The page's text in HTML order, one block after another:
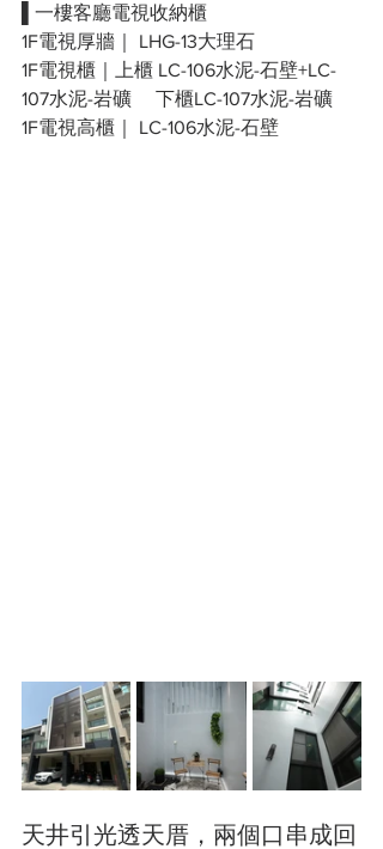
▌一樓客廳電視收納櫃
1F電視厚牆｜ LHG-13大理石
1F電視櫃｜上櫃 LC-106水泥-石壁+LC-
107水泥-岩礦 　下櫃LC-107水泥-岩礦
1F電視高櫃｜ LC-106水泥-石壁
天井引光透天厝，兩個口串成回